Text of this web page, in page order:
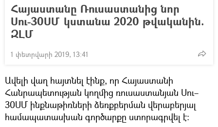
Հայաստանը Ռուսաստանից նոր
Սու-30ՍՄ կստանա 2020 թվականին.
ԶԼՄ
1 փետրվարի 2019, 13:41
Ավելի վաղ հայտնել էինք, որ Հայաստանի
Հանրապետության կողմից ռուսաստանյան Սու–
30ՍՄ ինքնաթիռների ձեռքբերման վերաբերյալ
համապատասխան գործարքը ստորագրվել է։